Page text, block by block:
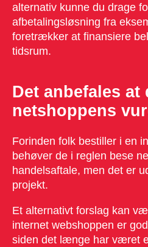
alternativ kunne du drage
afbetalingsløsning fra
foretrækker at finansiere
tidsrum.
Det anbefales at
netshoppens
Forinden folk bestiller i en
behøver de i reglen bese
handelsaftale, men det er
projekt.
Et alternativt forslag kan
internet webshoppen er
siden det længe har været